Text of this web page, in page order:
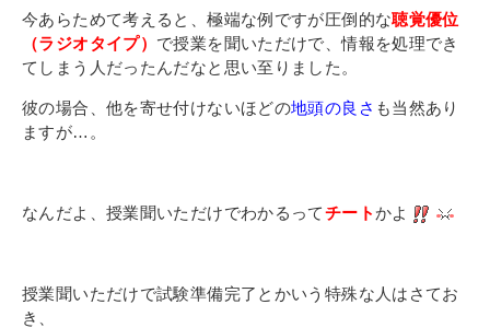
今あらためて考えると、極端な例ですが圧倒的な聴覚優位
（ラジオタイプ） で授業を聞いただけで、情報を処理でき
てしまう人だったんだなと思い至りました。
彼の場合、他を寄せ付けないほどの地頭の良さ も当然あり
ますが…。
なんだよ、授業聞いただけでわかるってチートかよ
授業聞いただけで試験準備完了とかいう特殊な人はさてお
き、